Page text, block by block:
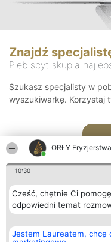
ORŁY Fryzjerstwa
10:30
Cześć, chętnie Ci
odpowiedni temat
Jestem Laureatem, chcę
Znajdź
Plebiscyt skupia
Szukasz specjalisty w
wyszukiwarkę. Korzystaj
Organizator plebiscytu
Bright Side Solutions sp. z o.